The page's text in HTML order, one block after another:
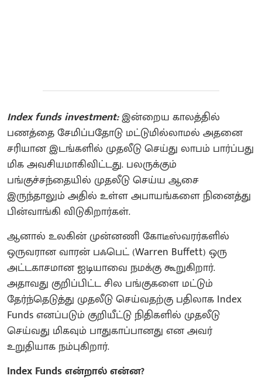
Index funds investment:இன்றைய காலத்தில்
பணத்தை சேமிப்பதோடு மட்டுமில்லாமல் அதனை
சரியான இடங்களில் முதலீடு செய்து லாபம் பார்ப்பது
மிக அவசியமாகிவிட்டது. பலருக்கும்
பங்குச்சந்தையில் முதலீடு செய்ய ஆசை
இருந்தாலும் அதில் உள்ள அபாயங்களை நினைத்து
பின்வாங்கி விடுகிறார்கள்.
ஆனால் உலகின் முன்னணி கோடீஸ்வரர்களில்
ஒருவரான வாரன் பஃபெட் (Warren Buffett) ஒரு
அட்டகாசமான ஐடியாவை நமக்கு கூறுகிறார்.
அதாவது குறிப்பிட்ட சில பங்குகளை மட்டும்
தேர்ந்தெடுத்து முதலீடு செய்வதற்கு பதிலாக Index
Funds எனப்படும் குறியீட்டு நிதிகளில் முதலீடு
செய்வது மிகவும் பாதுகாப்பானது என அவர்
உறுதியாக நம்புகிறார்.
Index Funds என்றால் என்ன?